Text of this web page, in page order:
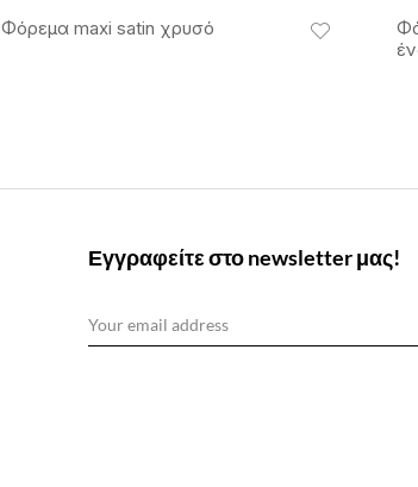
Φόρεμα maxi satin χρυσό
Εγγραφείτε στο newsletter μας!